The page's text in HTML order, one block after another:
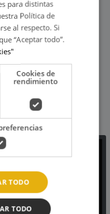
para distintas
Política de
al respecto. Si
“Aceptar todo”.
Cookies de
rendimiento
TODO
TODO